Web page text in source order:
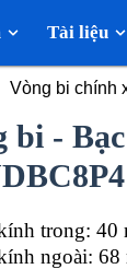
Tài liệu
Vòng bi chính
bi -
trong: 40
ngoài: 68